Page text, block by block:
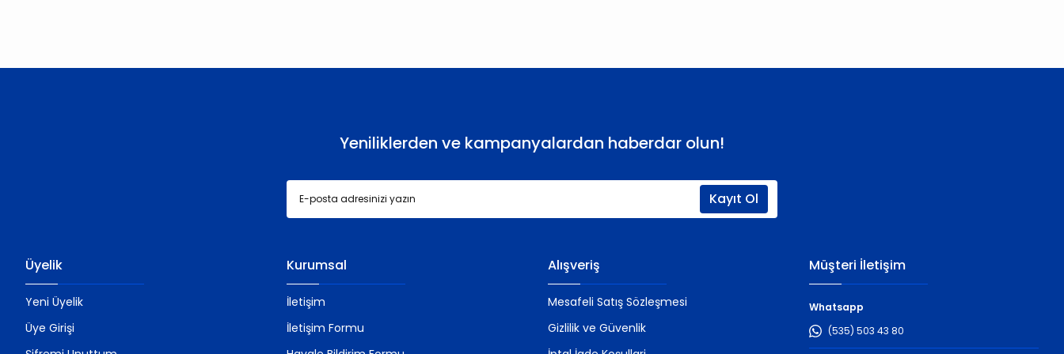
Ürün bilgilerinde hatalar bulunuyor.
Gönder
Yeniliklerden ve kampanyalardan haberdar olun!
Kayıt Ol
Üyelik
Yeni Üyelik
Üye Girişi
Kurumsal
İletişim
İletişim Formu
Alışveriş
Mesafeli Satış Sözleşmesi
Gizlilik ve Güvenlik
Müşteri İletişim
Whatsapp
(535) 503 43 80